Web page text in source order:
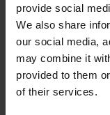
provide social
We also share
our social media,
may combine it
provided to them
of their services.
anschließend
oder Reverb
des pure-